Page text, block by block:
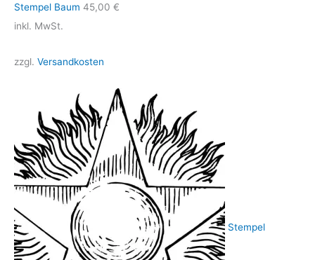
Stempel Baum 45,00 €
inkl. MwSt.
zzgl. Versandkosten
Stempel